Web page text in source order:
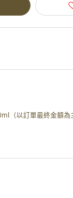
（以訂單最終金額為